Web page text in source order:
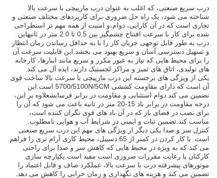
درب سریع صنعتی، که اغلب به عنوان درب مارپیچی با سرعت بالا
شناخته می شود، یک راه حل ضروری برای کاربردهای مختلف صنعتی و
تجاری است که در آن کارایی، دوام،و امنيت از همه مهم تر استطراحی
شده برای کار با سرعت افتتاح چشمگیر بین 0.5 تا 2.0 متر در ثانیهاین
درب به طور قابل توجهی جریان کار را با به حداقل رساندن زمان انتظار
و تسهیل دسترسی آسان و سریع بهبود می بخشد.این قابلیت سرعت آن
را برای محیط هایی که نیاز به عبور مکرر و سریع مانند انبارها، کارخانه
های تولیدی، اتاق های تمیز و مراکز لجستیک دارند، ایده آل می کند.
یکی از ویژگی های برجسته این درب مارپیچی با سرعت بالا ساخت قوی
آن است که دارای مقاومت کششی 5700/5100N/5CM است.این
تضمین می کند دوام استثنایی و مقاومت در برابر فرسایشعلاوه بر این،
درجه مقاومت در برابر باد 15-20 متر در ثانیه باعث می شود که آن را
برای نصب در فضای باز که در آن باد های قوی نگران کننده است،
مناسب کند.تضمین ثبات و ایمنی در شرایط آب و هوایی نامطلوب.
کنترل سر و صدا یکی دیگر از ویژگی های مهم این درب سریع صنعتی
است. با کار کردن در کمتر از 65 دسیبل، محیط کاری آرام تری را فراهم
می کند.که به ویژه در محیط هایی که کاهش سر و صدا برای راحتی
کارکنان یا رعایت مقررات ضروری است مفید است.یکپارچه سازی
موتورهای پیشرفته درب با سرعت بالا، عملکرد صاف و قابل اعتماد را
تضمین می کند و هزینه های نگهداری و زمان خرابی را کاهش می دهد.